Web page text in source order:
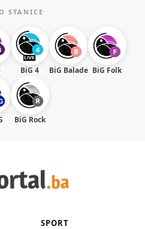
STANICE
BiG 4 BiG Balade BiG Folk
BiG Rock
SPORT